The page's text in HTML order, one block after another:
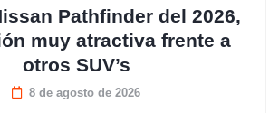
Pathfinder del 2026,
muy atractiva frente a
otros SUV’s
8 de agosto de 2026